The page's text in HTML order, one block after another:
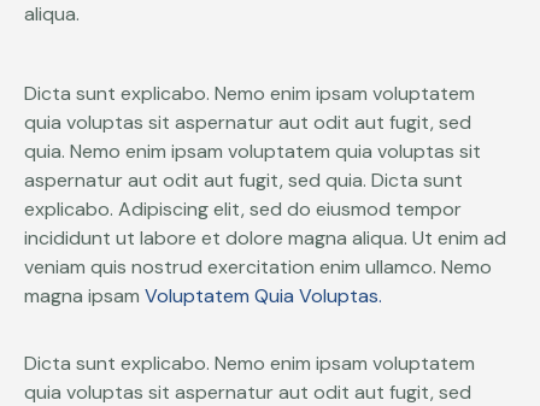
aliqua.
Dicta sunt explicabo. Nemo enim ipsam voluptatem
quia voluptas sit aspernatur aut odit aut fugit, sed
quia. Nemo enim ipsam voluptatem quia voluptas sit
aspernatur aut odit aut fugit, sed quia. Dicta sunt
explicabo. Adipiscing elit, sed do eiusmod tempor
incididunt ut labore et dolore magna aliqua. Ut enim ad
veniam quis nostrud exercitation enim ullamco. Nemo
magna ipsam Voluptatem Quia Voluptas.
Dicta sunt explicabo. Nemo enim ipsam voluptatem
quia voluptas sit aspernatur aut odit aut fugit, sed